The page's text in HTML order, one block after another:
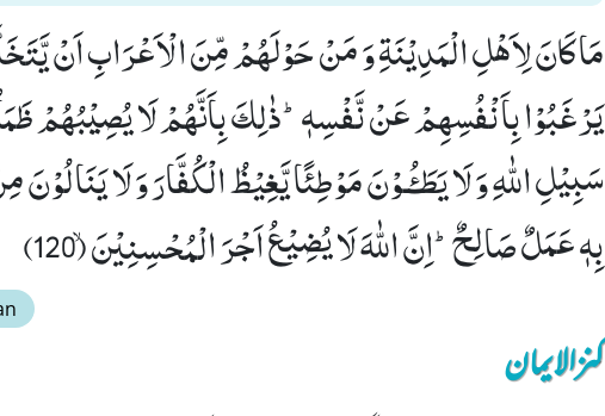
مَا كَانَ لِاَهْلِ الْمَدِیْنَةِ وَ مَنْ حَوْلَهُمْ مِّنَ الْاَعْرَابِ اَنْ
یَرْغَبُوْا بِاَنْفُسِهِمْ عَنْ نَّفْسِهٖؕ-ذٰلِكَ بِاَنَّهُمْ لَا یُصِیْبُهُمْ
سَبِیْلِ اللّٰهِ وَ لَا یَطَـٴُـوْنَ مَوْطِئًا یَّغِیْظُ الْكُفَّارَ وَ لَا
بِهٖ عَمَلٌ صَالِحٌؕ-اِنَّ اللّٰهَ لَا یُضِیْعُ اَجْرَ الْمُحْسِنِیْنَۙ (120)
کنزالایمان